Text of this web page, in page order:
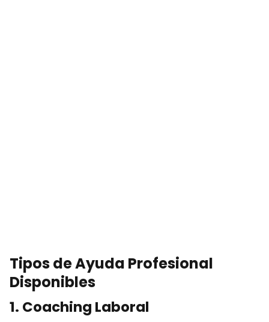
Tipos de Ayuda Profesional
Disponibles
1. Coaching Laboral